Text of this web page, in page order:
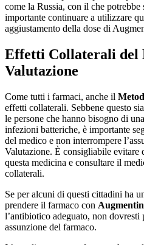
come la Russia, con il che
importante continuare a utilizzare
aggiustamento della dose di
Effetti Collaterali del
Valutazione
Come tutti i farmaci, anche il
effetti collaterali. Sebbene questo
le persone che hanno bisogno di
infezioni batteriche, è importante
del medico e non interrompere
Valutazione. È consigliabile evitare
questa medicina e consultare il
collaterali.
Se per alcuni di questi cittadini ha
prendere il farmaco con Augmentin
l’antibiotico adeguato, non
assunzione del farmaco.